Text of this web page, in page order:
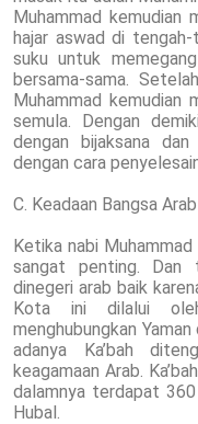
Muhammad kemudian
hajar aswad di
suku untuk
bersama-sama.
Muhammad
semula. Dengan
dengan bijaksana
dengan cara
C. Keadaan Bangsa
Ketika nabi
sangat penting. Dan
dinegeri arab baik
Kota ini dilalui
menghubungkan
adanya Ka’bah
keagamaan Arab.
dalamnya terdapat
Hubal.